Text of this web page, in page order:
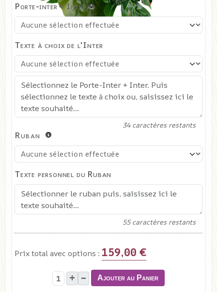
Porte-inter + Inter
Ruban
Texte à choix de l'Inter
34caractères restants
Texte personnel du Ruban
55caractères restants
Prix total avec options : 159,00 €
+ – Ajouter au Panier